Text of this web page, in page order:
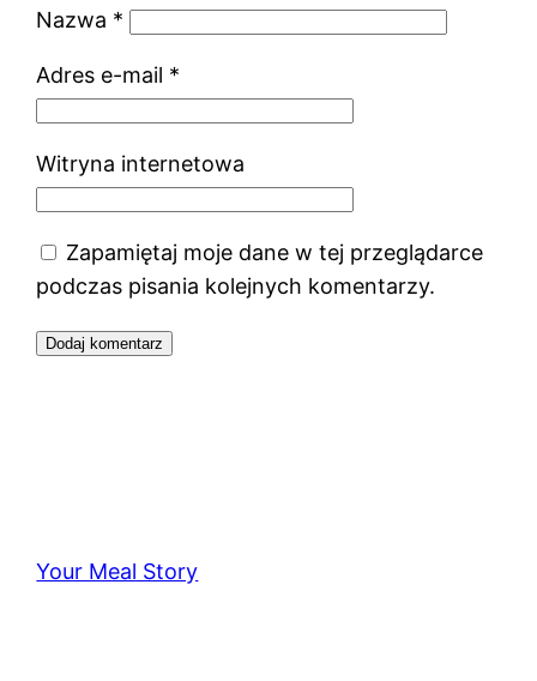
Nazwa *
Adres e-mail *
Witryna internetowa
Zapamiętaj moje dane w tej przeglądarce
podczas pisania kolejnych komentarzy.
Your Meal Story